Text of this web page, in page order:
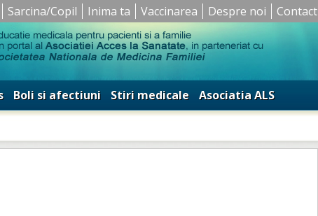
Sarcina/Copil Inima ta Vaccinarea Despre noi Contact
Boli si afectiuni Stiri medicale
Asociatia ALS